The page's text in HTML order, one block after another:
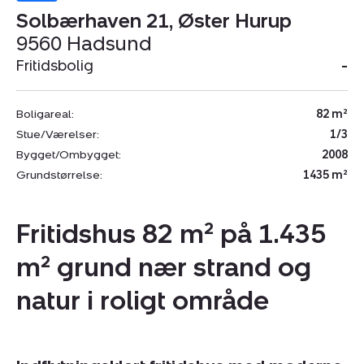
Solbærhaven 21, Øster Hurup
9560 Hadsund
Fritidsbolig -
Boligareal:
82 m²
Stue/Værelser:
1/3
Bygget/Ombygget:
2008
Grundstørrelse:
1435 m²
Fritidshus 82 m² på 1.435
m² grund nær strand og
natur i roligt område